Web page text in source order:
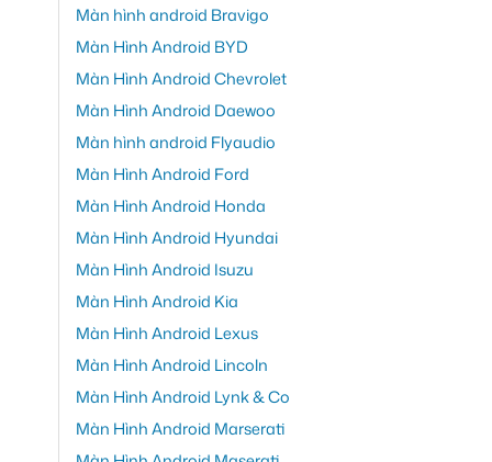
Màn hình android Bravigo
Màn Hình Android BYD
Màn Hình Android Chevrolet
Màn Hình Android Daewoo
Màn hình android Flyaudio
Màn Hình Android Ford
Màn Hình Android Honda
Màn Hình Android Hyundai
Màn Hình Android Isuzu
Màn Hình Android Kia
Màn Hình Android Lexus
Màn Hình Android Lincoln
Màn Hình Android Lynk & Co
Màn Hình Android Marserati